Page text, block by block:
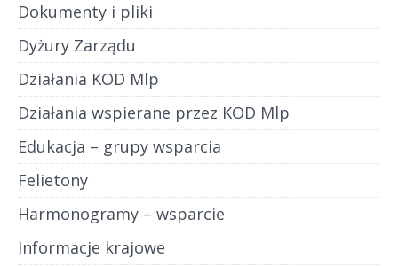
Dokumenty i pliki
Dyżury Zarządu
Działania KOD Mlp
Działania wspierane przez KOD Mlp
Edukacja – grupy wsparcia
Felietony
Harmonogramy – wsparcie
Informacje krajowe